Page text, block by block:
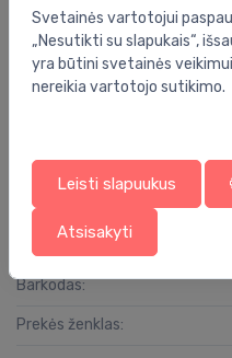
Grupė:
Spalva:
Specifikacija
Produkto kodas:
Barkodas:
Prekės ženklas:
Svetainės vartotojui
„Nesutikti su slapukais“,
yra būtini svetainės
nereikia vartotojo sutikimo.
Leisti slapuukus
Atsisakyti